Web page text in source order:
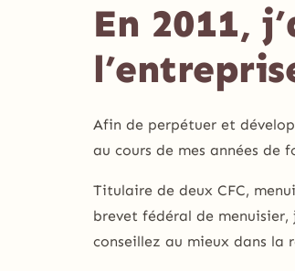
En 2011,
Afin de perpétuer et
au cours de mes années de
Titulaire de deux CFC,
brevet fédéral de
conseillez au mieux dans la